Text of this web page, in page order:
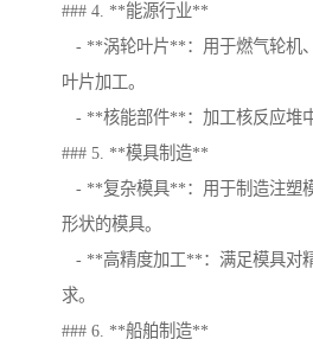
### 4. **能源行业**
- **涡轮叶片**：用于燃气轮机
叶片加工。
- **核能部件**：加工核反应堆
### 5. **模具制造**
- **复杂模具**：用于制造注塑
形状的模具。
- **高精度加工**：满足模具对
求。
### 6. **船舶制造**